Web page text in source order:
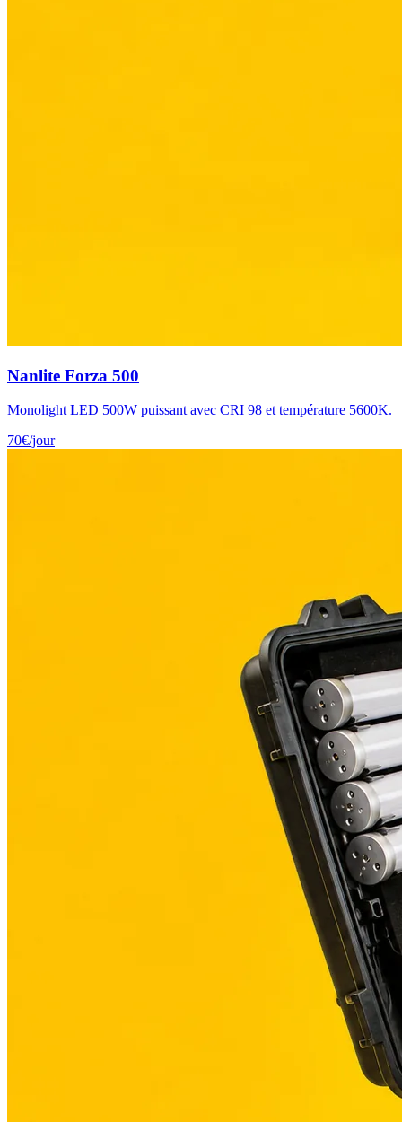
Nanlite Forza 500
Monolight LED 500W puissant avec CRI 98 et température 5600K.
70€/jour